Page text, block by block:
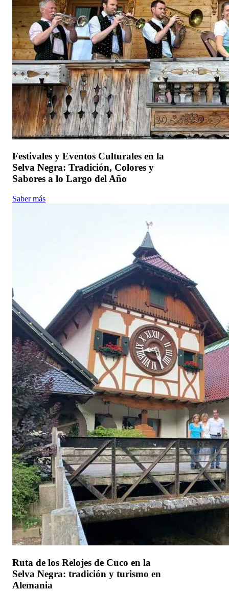
Festivales y Eventos Culturales en la
Selva Negra: Tradición, Colores y
Sabores a lo Largo del Año
Saber más
Ruta de los Relojes de Cuco en la
Selva Negra: tradición y turismo en
Alemania